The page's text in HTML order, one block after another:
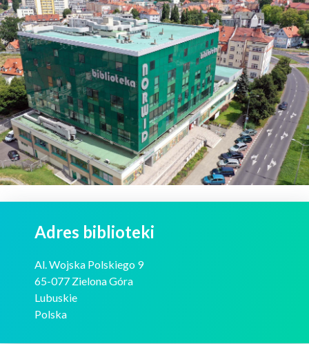
Adres biblioteki
Al. Wojska Polskiego 9
65-077 Zielona Góra
Lubuskie
Polska